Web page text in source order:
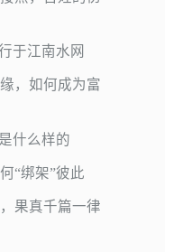
于江南水网
，如何成为富
什么样的
“绑架”彼此
果真千篇一律